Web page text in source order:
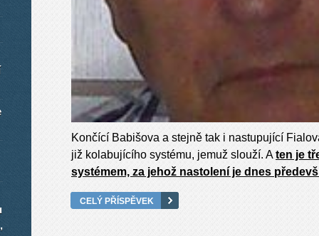
Končící Babišova a stejně tak i nastupující
již kolabujícího systému, jemuž slouží. Aten je
systémem, za jehož nastolení je dnes
CELÝ PŘÍSPĚVEK